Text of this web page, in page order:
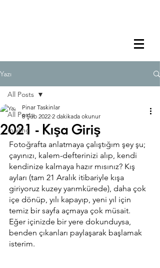
Yazı
All Posts
mailing
All Posts
2021 - Kışa Giriş
Pinar Taskinlar
8 Şub 2022 2 dakikada okunur
Fotoğrafta anlatmaya çalıştığım şey şu;
çayınızı, kalem-defterinizi alıp, kendi
kendinize kalmaya hazır mısınız? Kış
ayları (tam 21 Aralık itibariyle kışa
giriyoruz kuzey yarımkürede), daha çok
içe dönüp, yılı kapayıp, yeni yıl için
temiz bir sayfa açmaya çok müsait.
Eğer içinizde bir yere dokunduysa,
benden çıkanları paylaşarak başlamak
isterim.